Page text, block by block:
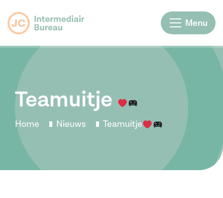
Menu
Teamuitje
Home Nieuws Teamuitje